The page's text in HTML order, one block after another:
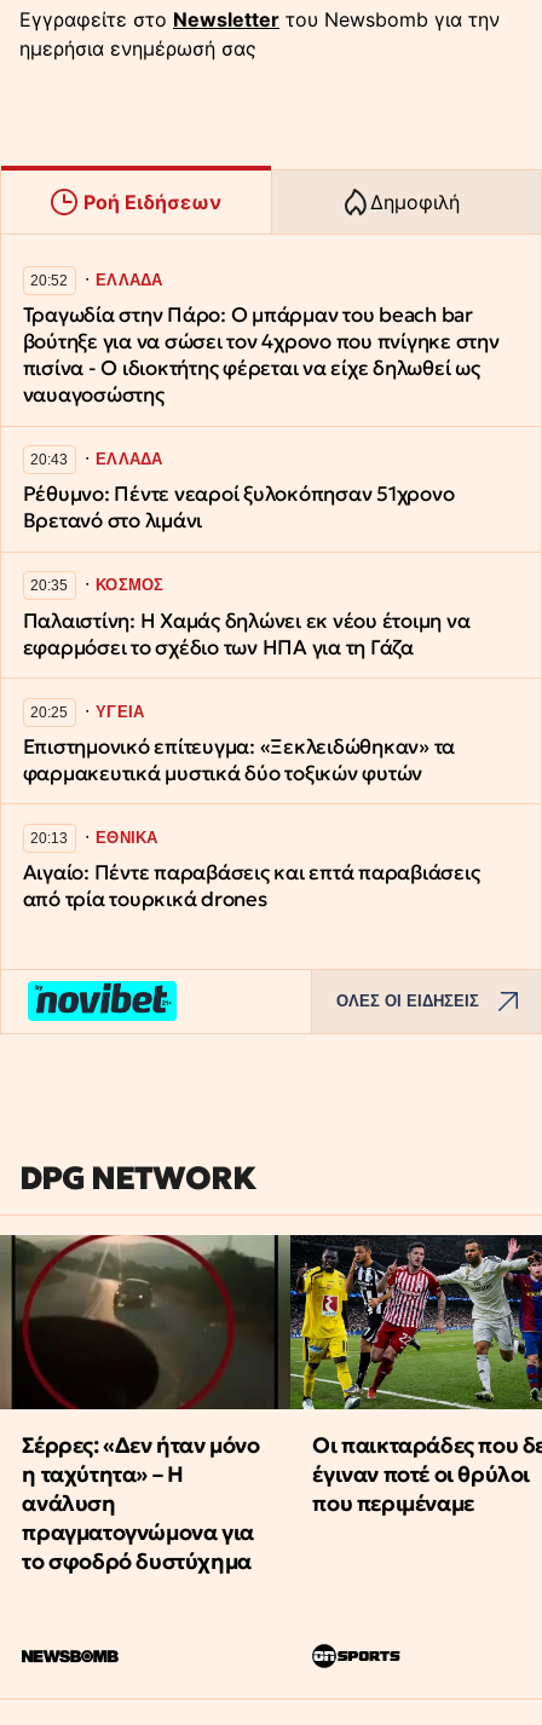
Εγγραφείτε στο Newsletter του Newsbomb για την
ημερήσια ενημέρωσή σας
Ροή Ειδήσεων Δημοφιλή
20:52 ∙ΕΛΛΑΔΑ
Τραγωδία στην Πάρο: Ο μπάρμαν του beach bar
βούτηξε για να σώσει τον 4χρονο που πνίγηκε στην
πισίνα - Ο ιδιοκτήτης φέρεται να είχε δηλωθεί ως
ναυαγοσώστης
20:43 ∙ΕΛΛΑΔΑ
Ρέθυμνο: Πέντε νεαροί ξυλοκόπησαν 51χρονο
Βρετανό στο λιμάνι
20:35 ∙ΚΟΣΜΟΣ
Παλαιστίνη: Η Χαμάς δηλώνει εκ νέου έτοιμη να
εφαρμόσει το σχέδιο των ΗΠΑ για τη Γάζα
20:25 ∙ΥΓΕΙΑ
Επιστημονικό επίτευγμα: «Ξεκλειδώθηκαν» τα
φαρμακευτικά μυστικά δύο τοξικών φυτών
20:13 ∙ΕΘΝΙΚΑ
Αιγαίο: Πέντε παραβάσεις και επτά παραβιάσεις
από τρία τουρκικά drones
ΟΛΕΣ ΟΙ ΕΙΔΗΣΕΙΣ
DPG NETWORK
Σέρρες: «Δεν ήταν μόνο
η ταχύτητα» – Η
ανάλυση
πραγματογνώμονα για
το σφοδρό δυστύχημα
Οι παικταράδες που
έγιναν ποτέ οι θρύλοι
που περιμέναμε